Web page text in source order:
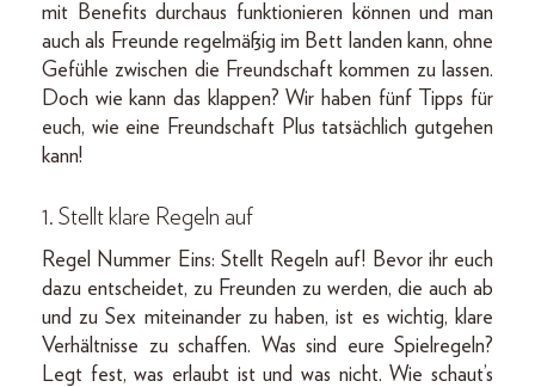
mit Benefits durchaus funktionieren können und man
auch als Freunde regelmäßig im Bett landen kann, ohne
Gefühle zwischen die Freundschaft kommen zu lassen.
Doch wie kann das klappen? Wir haben fünf Tipps für
euch, wie eine Freundschaft Plus tatsächlich gutgehen
kann!
1. Stellt klare Regeln auf
Regel Nummer Eins: Stellt Regeln auf! Bevor ihr euch
dazu entscheidet, zu Freunden zu werden, die auch ab
und zu Sex miteinander zu haben, ist es wichtig, klare
Verhältnisse zu schaffen. Was sind eure Spielregeln?
Legt fest, was erlaubt ist und was nicht. Wie schaut’s